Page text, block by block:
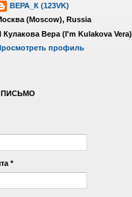
ВЕРА_К (123VK)
(Moscow), Russia
Кулакова Вера (I'm Kulakova Vera)
профиль
*